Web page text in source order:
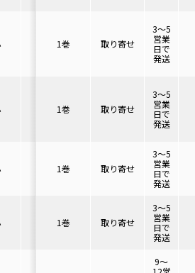
50mm以上 8.2mm
54mm以上 8.9mm
54mm以上 8.9mm
58mm以上 9.6mm
1巻 取り寄せ
3～5
営業
日で
発送
1巻 取り寄せ
3～5
営業
日で
発送
1巻 取り寄せ
3～5
営業
日で
発送
1巻 取り寄せ
3～5
営業
日で
発送
9～